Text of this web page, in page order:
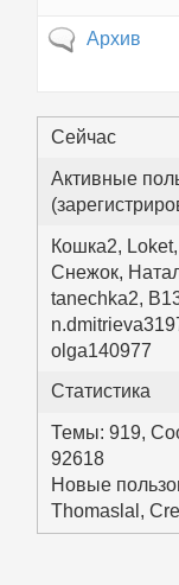
Нет новых
Архив
Сейчас
Активные
Кошка2, Loket
Снежок,
tanechka2,
olga140977
Статистика
Темы: 919,
92618
Новые
Thomaslal ,